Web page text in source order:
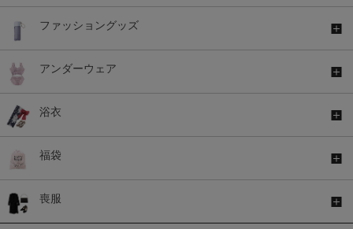
ファッショングッズ
アンダーウェア
浴衣
福袋
喪服